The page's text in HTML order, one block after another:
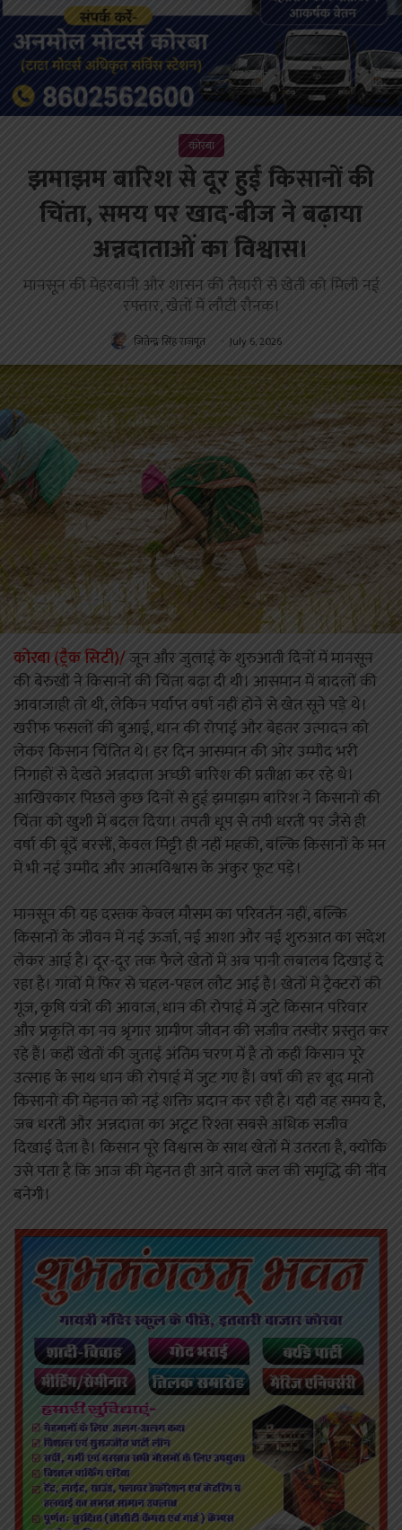
कोरबा
झमाझम बारिश से दूर हुई किसानों की
चिंता, समय पर खाद-बीज ने बढ़ाया
अन्नदाताओं का विश्वास।
मानसून की मेहरबानी और शासन की तैयारी से खेती को मिली नई
रफ्तार, खेतों में लौटी रौनक।
जितेन्द्र सिंह राजपूत July 6, 2026
कोरबा (ट्रैक सिटी)/जून और जुलाई के शुरुआती दिनों में मानसून
की बेरुखी ने किसानों की चिंता बढ़ा दी थी। आसमान में बादलों की
आवाजाही तो थी, लेकिन पर्याप्त वर्षा नहीं होने से खेत सूने पड़े थे।
खरीफ फसलों की बुआई, धान की रोपाई और बेहतर उत्पादन को
लेकर किसान चिंतित थे। हर दिन आसमान की ओर उम्मीद भरी
निगाहों से देखते अन्नदाता अच्छी बारिश की प्रतीक्षा कर रहे थे।
आखिरकार पिछले कुछ दिनों से हुई झमाझम बारिश ने किसानों की
चिंता को खुशी में बदल दिया। तपती धूप से तपी धरती पर जैसे ही
वर्षा की बूंदें बरसीं, केवल मिट्टी ही नहीं महकी, बल्कि किसानों के मन
में भी नई उम्मीद और आत्मविश्वास के अंकुर फूट पड़े।
मानसून की यह दस्तक केवल मौसम का परिवर्तन नहीं, बल्कि
किसानों के जीवन में नई ऊर्जा, नई आशा और नई शुरुआत का संदेश
लेकर आई है। दूर-दूर तक फैले खेतों में अब पानी लबालब दिखाई दे
रहा है। गांवों में फिर से चहल-पहल लौट आई है। खेतों में ट्रैक्टरों की
गूंज, कृषि यंत्रों की आवाज, धान की रोपाई में जुटे किसान परिवार
और प्रकृति का नव श्रृंगार ग्रामीण जीवन की सजीव तस्वीर प्रस्तुत कर
रहे हैं। कहीं खेतों की जुताई अंतिम चरण में है तो कहीं किसान पूरे
उत्साह के साथ धान की रोपाई में जुट गए हैं। वर्षा की हर बूंद मानो
किसानों की मेहनत को नई शक्ति प्रदान कर रही है। यही वह समय है,
जब धरती और अन्नदाता का अटूट रिश्ता सबसे अधिक सजीव
दिखाई देता है। किसान पूरे विश्वास के साथ खेतों में उतरता है, क्योंकि
उसे पता है कि आज की मेहनत ही आने वाले कल की समृद्धि की नींव
बनेगी।